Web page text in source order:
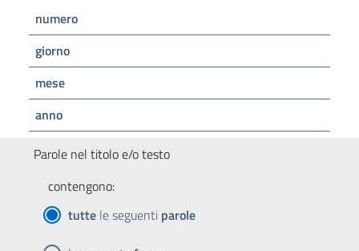
numero
giorno
mese
anno
Parole nel titolo e/o testo
contengono:
tutte le seguenti parole